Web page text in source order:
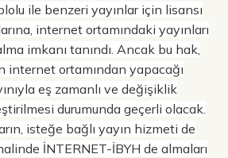
ile benzeri yayınlar için lisansı
internet ortamındaki yayınları
imkanı tanındı. Ancak bu hak,
internet ortamından yapacağı
eş zamanlı ve değişiklik
durumunda geçerli olacak.
isteğe bağlı yayın hizmeti de
İNTERNET-İBYH de almaları